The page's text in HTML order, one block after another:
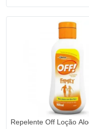
Repelente Off Loção